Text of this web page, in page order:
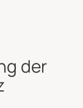
der